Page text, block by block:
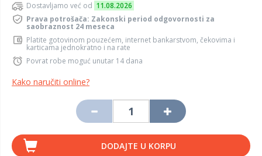
Dostavljamo već od 11.08.2026
Prava potrošača: Zakonski period odgovornosti za
saobraznost 24 meseca
Platite gotovinom pouzećem, internet bankarstvom, čekovima i
karticama jednokratno i na rate
Povrat robe moguć unutar 14 dana
Kako naručiti online?
DODAJTE U KORPU